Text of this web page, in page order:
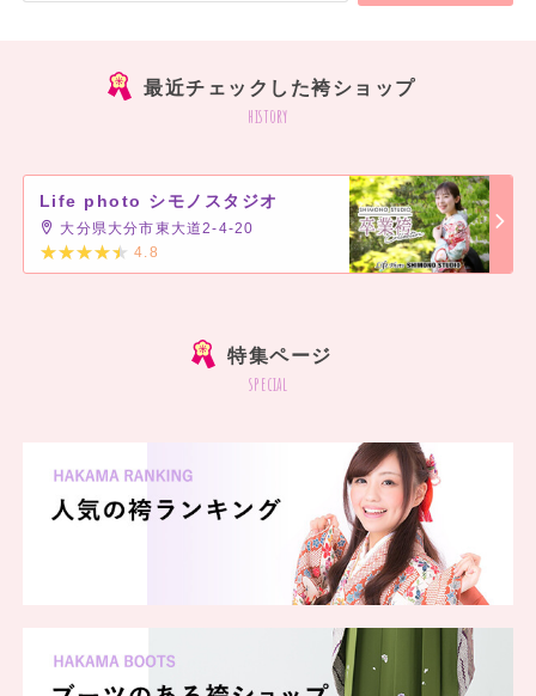
最近チェックした袴ショップ
history
Life photo シモノスタジオ
大分県大分市東大道2-4-20
4.8
特集ページ
special